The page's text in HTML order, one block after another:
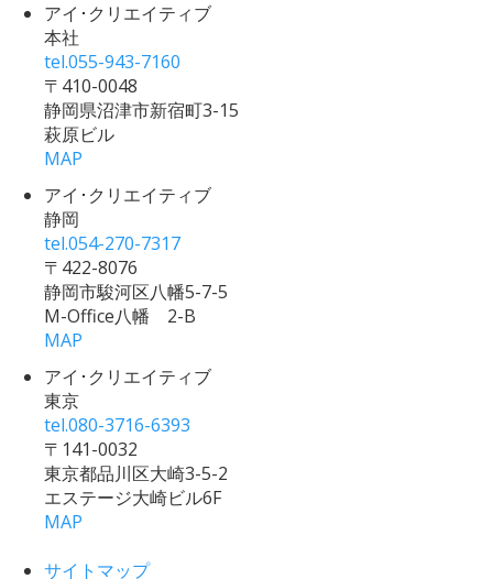
アイ･クリエイティブ
本社
tel.055-943-7160
〒410-0048
静岡県沼津市新宿町3-15
萩原ビル
MAP
アイ･クリエイティブ
静岡
tel.054-270-7317
〒422-8076
静岡市駿河区八幡5-7-5
M-Office八幡 2-B
MAP
アイ･クリエイティブ
東京
tel.080-3716-6393
〒141-0032
東京都品川区大崎3-5-2
エステージ大崎ビル6F
MAP
サイトマップ